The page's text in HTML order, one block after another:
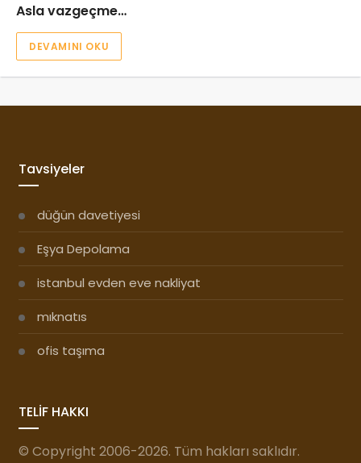
Asla vazgeçme…
DEVAMINI OKU
Tavsiyeler
düğün davetiyesi
Eşya Depolama
istanbul evden eve nakliyat
mıknatıs
ofis taşıma
TELİF HAKKI
© Copyright 2006-2026. Tüm hakları saklıdır.